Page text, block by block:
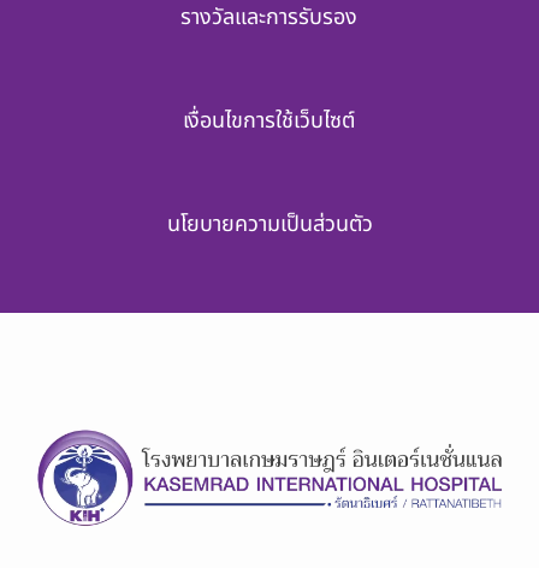
รางวัลและการรับรอง
เงื่อนไขการใช้เว็บไซต์
นโยบายความเป็นส่วนตัว